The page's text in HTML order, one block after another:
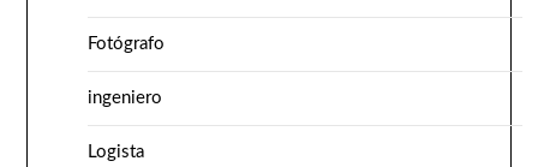
Fotógrafo
ingeniero
Logista